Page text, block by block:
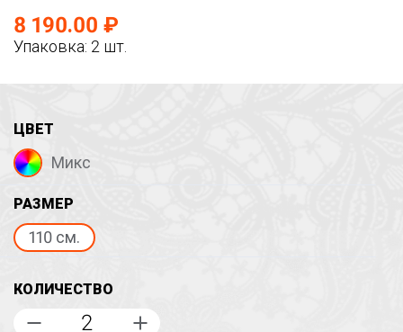
8 190.00 ₽
Упаковка: 2 шт.
ЦВЕТ
Микс
РАЗМЕР
110 см.
КОЛИЧЕСТВО